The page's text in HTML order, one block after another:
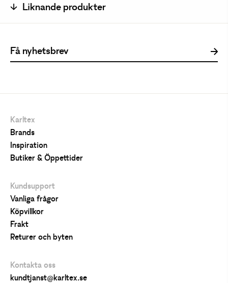
Liknande produkter
Karltex
Brands
Inspiration
Butiker & Öppettider
Kundsupport
Vanliga frågor
Köpvillkor
Frakt
Returer och byten
Kontakta oss
kundtjanst@karltex.se